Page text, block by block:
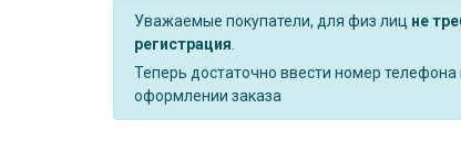
Уважаемые покупатели, для физ лиц не
регистрация
Теперь достаточно ввести номер
оформлении заказа